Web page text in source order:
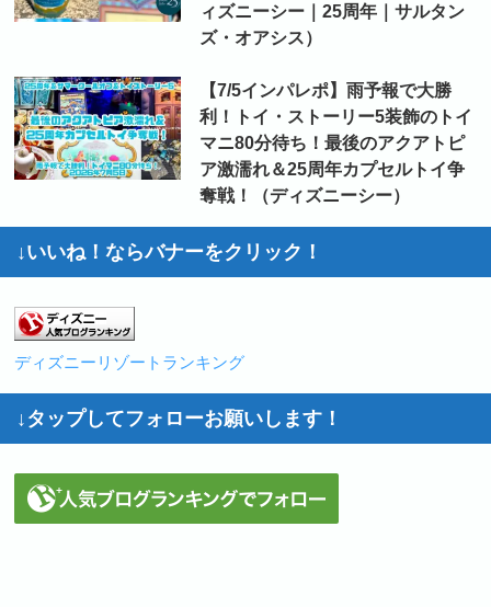
ィズニーシー｜25周年｜サルタン
ズ・オアシス）
【7/5インパレポ】雨予報で大勝
利！トイ・ストーリー5装飾のトイ
マニ80分待ち！最後のアクアトピ
ア激濡れ＆25周年カプセルトイ争
奪戦！（ディズニーシー）
↓いいね！ならバナーをクリック！
ディズニーリゾートランキング
↓タップしてフォローお願いします！